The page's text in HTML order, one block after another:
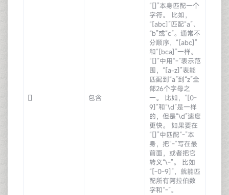
[] 包含
“[]”本身匹配一个
字符。 比如，
“[abc]”匹配“a”、
“b”或“c”。通常不
分顺序，“[abc]”
和“[bca]”一样。
“[]”中用“-”表示范
围，“[a-z]”表能
匹配到“a”到“z”全
部26个字母之
一。 比如，“[0-
9]”和“\d”是一样
的，但是“\d”速度
更快。 如果要在
“[]”中匹配“-”本
身，把“-”写在最
前面，或者把它
转义“\-”。 比如
“[-0-9]”，就能匹
配所有阿拉伯数
字和“-”。